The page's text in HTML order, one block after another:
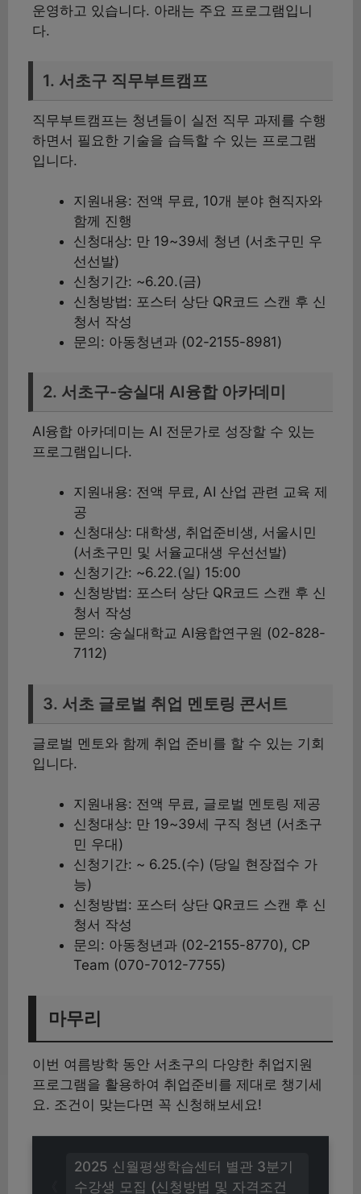
운영하고 있습니다. 아래는 주요 프로그램입니
다.
1. 서초구 직무부트캠프
직무부트캠프는 청년들이 실전 직무 과제를 수행
하면서 필요한 기술을 습득할 수 있는 프로그램
입니다.
지원내용: 전액 무료, 10개 분야 현직자와
함께 진행
신청대상: 만 19~39세 청년 (서초구민 우
선선발)
신청기간: ~6.20.(금)
신청방법: 포스터 상단 QR코드 스캔 후 신
청서 작성
문의: 아동청년과 (02-2155-8981)
2. 서초구-숭실대 AI융합 아카데미
AI융합 아카데미는 AI 전문가로 성장할 수 있는
프로그램입니다.
지원내용: 전액 무료, AI 산업 관련 교육 제
공
신청대상: 대학생, 취업준비생, 서울시민
(서초구민 및 서율교대생 우선선발)
신청기간: ~6.22.(일) 15:00
신청방법: 포스터 상단 QR코드 스캔 후 신
청서 작성
문의: 숭실대학교 AI융합연구원 (02-828-
7112)
3. 서초 글로벌 취업 멘토링 콘서트
글로벌 멘토와 함께 취업 준비를 할 수 있는 기회
입니다.
지원내용: 전액 무료, 글로벌 멘토링 제공
신청대상: 만 19~39세 구직 청년 (서초구
민 우대)
신청기간: ~ 6.25.(수) (당일 현장접수 가
능)
신청방법: 포스터 상단 QR코드 스캔 후 신
청서 작성
문의: 아동청년과 (02-2155-8770), CP
Team (070-7012-7755)
마무리
이번 여름방학 동안 서초구의 다양한 취업지원
프로그램을 활용하여 취업준비를 제대로 챙기세
요. 조건이 맞는다면 꼭 신청해보세요!
2025 신월평생학습센터 별관 3분기
수강생 모집 (신청방법 및 자격조건